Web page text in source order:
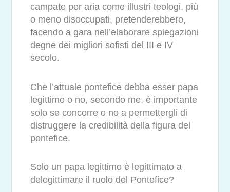
campate per aria come illustri teologi, più
o meno disoccupati, pretenderebbero,
facendo a gara nell’elaborare spiegazioni
degne dei migliori sofisti del III e IV
secolo.
Che l’attuale pontefice debba esser papa
legittimo o no, secondo me, è importante
solo se concorre o no a permettergli di
distruggere la credibilità della figura del
pontefice.
Solo un papa legittimo è legittimato a
delegittimare il ruolo del Pontefice?